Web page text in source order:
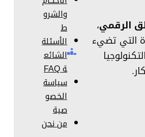
الرقمي،
التي تضيء
والشرو
ط
الأسئلة
الشائع
ة FAQ
سياسة
الخصو
صية
من نحن